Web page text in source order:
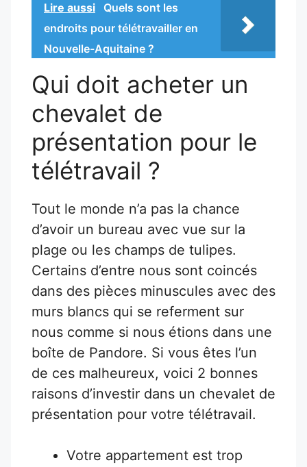
Lire aussi
Quels sont les
endroits pour télétravailler en
Nouvelle-Aquitaine ?
Qui doit acheter un
chevalet de
présentation pour le
télétravail ?
Tout le monde n’a pas la chance
d’avoir un bureau avec vue sur la
plage ou les champs de tulipes.
Certains d’entre nous sont coincés
dans des pièces minuscules avec des
murs blancs qui se referment sur
nous comme si nous étions dans une
boîte de Pandore. Si vous êtes l’un
de ces malheureux, voici 2 bonnes
raisons d’investir dans un chevalet de
présentation pour votre télétravail.
Votre appartement est trop